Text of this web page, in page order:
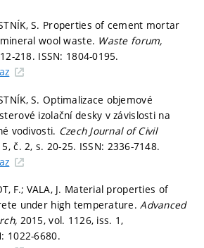
S. Properties of cement mortar
wool waste. Waste forum,
218. ISSN: 1804-0195.
S. Optimalizace objemové
izolační desky v závislosti na
vodivosti. Czech Journal of Civil
č. 2,s. 20-25. ISSN: 2336-7148.
F.; VALA, J. Material properties of
under high temperature.Advanced
2015, vol. 1126, iss. 1,
1022-6680.